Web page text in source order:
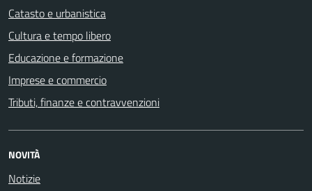
Catasto e urbanistica
Cultura e tempo libero
Educazione e formazione
Imprese e commercio
Tributi, finanze e contravvenzioni
NOVITÀ
Notizie